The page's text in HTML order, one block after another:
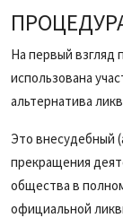
На первый
использована
альтернатива
Это внесудебный
прекращения
общества в
официальной